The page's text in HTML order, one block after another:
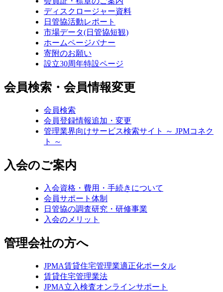
ディスクロージャー資料
日管協活動レポート
市場データ(日管協短観)
ホームページバナー
寄附のお願い
設立30周年特設ページ
会員検索・会員情報変更
会員検索
会員登録情報追加・変更
管理業界向けサービス検索サイト ～ JPMコネク
ト ～
入会のご案内
入会資格・費用・手続きについて
会員サポート体制
日管協の調査研究・研修事業
入会のメリット
管理会社の方へ
JPMA賃貸住宅管理業適正化ポータル
賃貸住宅管理業法
JPMA立入検査オンラインサポート